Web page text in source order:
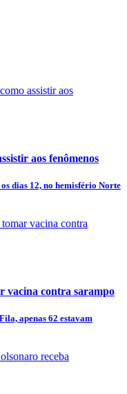
aos fenômenos
dias 12, no hemisfério Norte
vacina contra sarampo
apenas 62 estavam